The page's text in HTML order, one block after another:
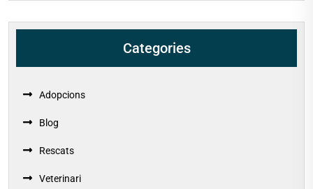
Categories
Adopcions
Blog
Rescats
Veterinari